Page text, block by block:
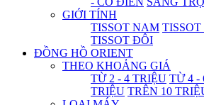
GIỚI TÍNH
TISSOT NAM
TISSOT ĐÔI
ĐỒNG HỒ ORIENT
THEO KHOẢNG GIÁ
TỪ 2 - 4 TRIỆU TỪ 4 -
TRIỆU TRÊN 10